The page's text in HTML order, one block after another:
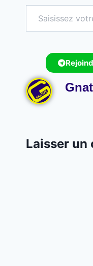
Laisser un